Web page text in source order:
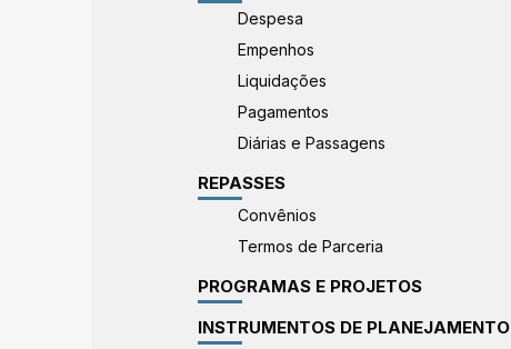
Despesa
Empenhos
Liquidações
Pagamentos
Diárias e Passagens
REPASSES
Convênios
Termos de Parceria
PROGRAMAS E PROJETOS
INSTRUMENTOS DE PLANEJAMENTO